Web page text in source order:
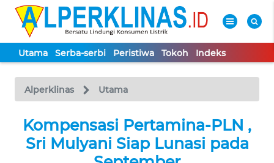
Utama Serba-serbi Peristiwa Tokoh Indeks
Alperklinas Utama
Kompensasi Pertamina-PLN ,
Sri Mulyani Siap Lunasi pada
TV
Tutup
UTAMA